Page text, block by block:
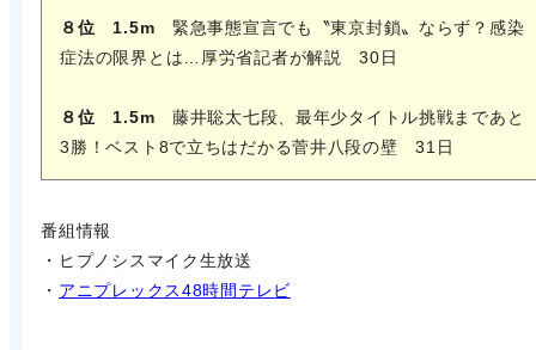
８位 1.5m 緊急事態宣言でも〝東京封鎖〟ならず？感染
症法の限界とは…厚労省記者が解説 30日
８位 1.5m 藤井聡太七段、最年少タイトル挑戦まであと
3勝！ベスト8で立ちはだかる菅井八段の壁 31日
番組情報
・ヒプノシスマイク生放送
・ アニプレックス48時間テレビ